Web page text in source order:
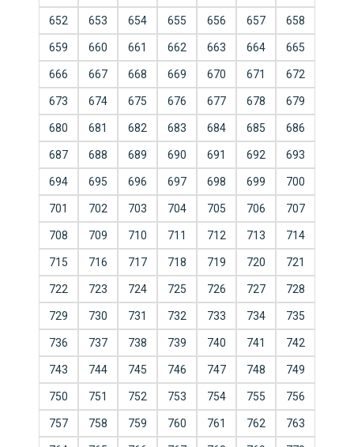
652 653 654 655 656 657 658
659 660 661 662 663 664 665
666 667 668 669 670 671 672
673 674 675 676 677 678 679
680 681 682 683 684 685 686
687 688 689 690 691 692 693
694 695 696 697 698 699 700
701 702 703 704 705 706 707
708 709 710 711 712 713 714
715 716 717 718 719 720 721
722 723 724 725 726 727 728
729 730 731 732 733 734 735
736 737 738 739 740 741 742
743 744 745 746 747 748 749
750 751 752 753 754 755 756
757 758 759 760 761 762 763